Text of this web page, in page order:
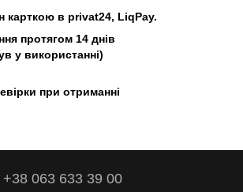
карткою в privat24, LiqPay.
протягом 14 днів
у використанні)
при отриманні
+38 063 633 39 00